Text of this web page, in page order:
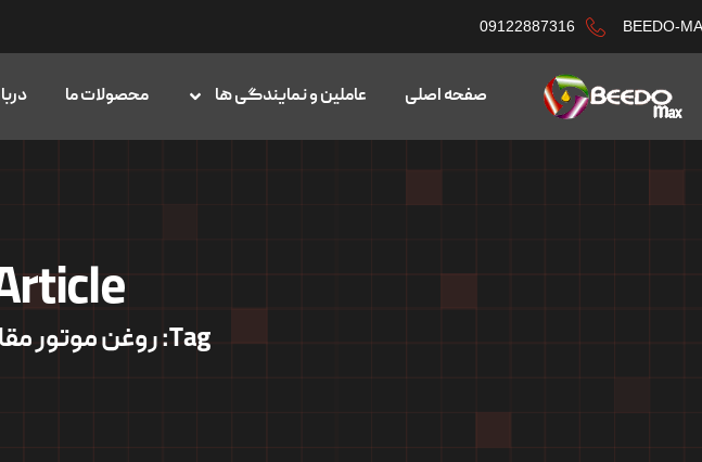
BEEDO-
09122887316
صفحه اصلی عاملین و نمایندگی ها محصولات ما
Tag: روغن موتور مقاوم در برابر حرارت 10W40